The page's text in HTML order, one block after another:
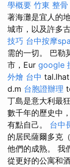
學概要 竹東 整骨
著海灘是宜人的
城市，以及許多
技巧 台中按摩spa
需的一切。 巴勒
市，Eur google
外燴 台中 tal.lhat
d.m 台胞證辦理
丁島是意大利最
數千年的歷史中
有點自己。 台中
的居民薩爾多克
他們的成熟。 我
從更好的公寓和